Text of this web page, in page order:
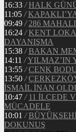
16:33 / HALK
11:05 /
09:49 / 286
16:24 / KENT
DAYANIŞMA
15:38 / BAKAN
14:11 /YILMAZ’IN
13:55 / CENK
13:50 /
İSMAİL İNAN
10:47 / 11 İLÇEDE
MÜCADELE
10:01 /
DOKUNUŞ